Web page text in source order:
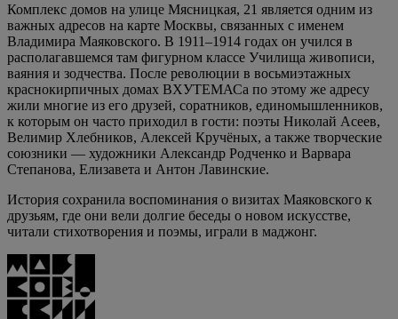
Комплекс домов на улице Мясницкая, 21 является одним из
важных адресов на карте Москвы, связанных с именем
Владимира Маяковского. В 1911–1914 годах он учился в
располагавшемся там фигурном классе Училища живописи,
ваяния и зодчества. После революции в восьмиэтажных
краснокирпичных домах ВХУТЕМАСа по этому же адресу
жили многие из его друзей, соратников, единомышленников,
к которым он часто приходил в гости: поэты Николай Асеев,
Велимир Хлебников, Алексей Кручёных, а также творческие
союзники — художники Александр Родченко и Варвара
Степанова, Елизавета и Антон Лавинские.
История сохранила воспоминания о визитах Маяковского к
друзьям, где они вели долгие беседы о новом искусстве,
читали стихотворения и поэмы, играли в маджонг.